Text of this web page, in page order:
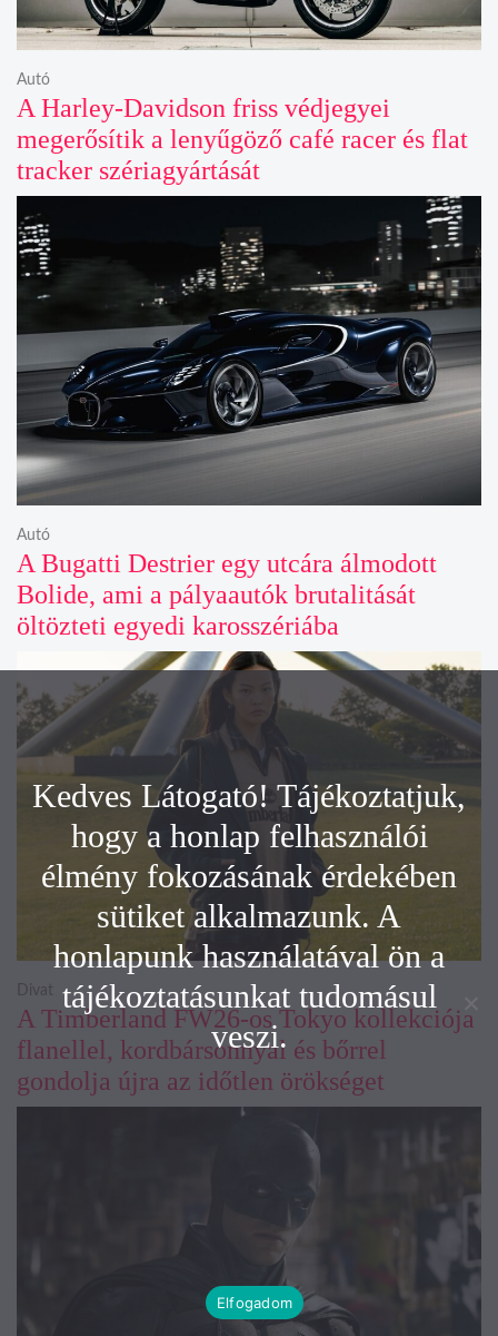
A Harley-Davidson friss védjegyei
megerősítik a lenyűgöző café racer és flat
tracker szériagyártását
Autó
A Bugatti Destrier egy utcára álmodott
Bolide, ami a pályaautók brutalitását
öltözteti egyedi karosszériába
Autó
A Timberland FW26-os Tokyo kollekciója
flanellel, kordbársonnyal és bőrrel
gondolja újra az időtlen örökséget
Divat
Kedves Látogató! Tájékoztatjuk,
hogy a honlap felhasználói
élmény fokozásának érdekében
sütiket alkalmazunk. A
honlapunk használatával ön a
tájékoztatásunkat tudomásul
veszi.
Elfogadom